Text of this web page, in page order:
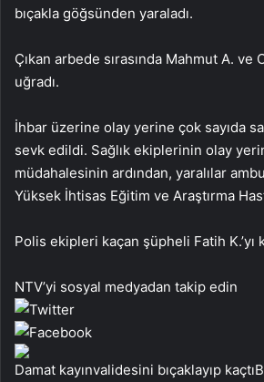
bıçakla göğsünden yaraladı.
Çıkan arbede sırasında Mahmut A. ve
uğradı.
İhbar üzerine olay yerine çok sayıda
sevk edildi. Sağlık ekiplerinin olay
müdahalesinin ardından, yaralılar
Yüksek İhtisas Eğitim ve Araştırma
Polis ekipleri kaçan şüpheli Fatih K.’yı
NTV’yi sosyal medyadan takip edin
Damat kayınvalidesini bıçaklayıp